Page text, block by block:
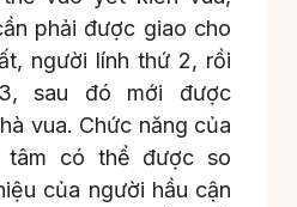
phải được giao cho
người lính thứ 2, rồi
sau đó mới được
vua. Chức năng của
tâm có thể được so
của người hầu cận